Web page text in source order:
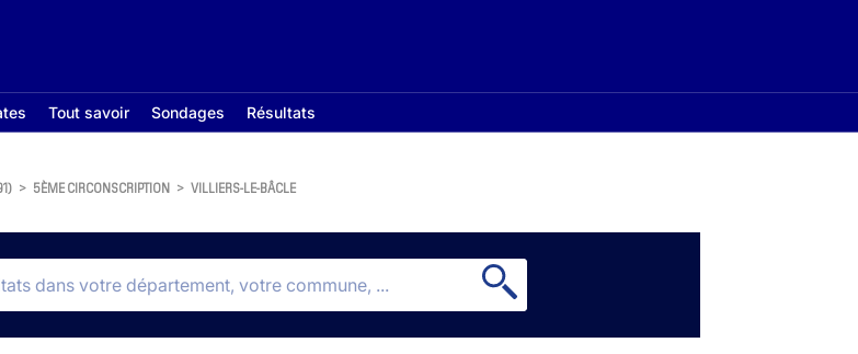
Tout savoir Sondages Résultats
> 5ÈME CIRCONSCRIPTION > VILLIERS-LE-BÂCLE